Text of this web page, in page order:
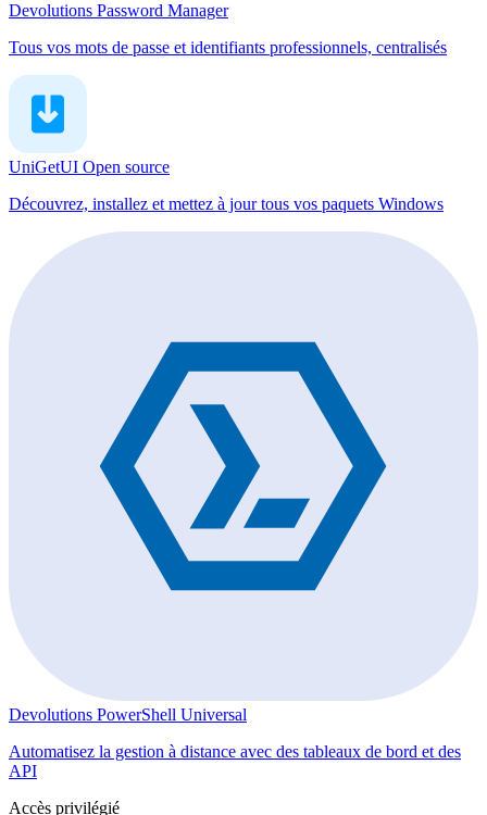
Devolutions Password Manager
Tous vos mots de passe et identifiants professionnels, centralisés
UniGetUI Open source
Découvrez, installez et mettez à jour tous vos paquets Windows
Devolutions PowerShell Universal
Automatisez la gestion à distance avec des tableaux de bord et des
API
Accès privilégié